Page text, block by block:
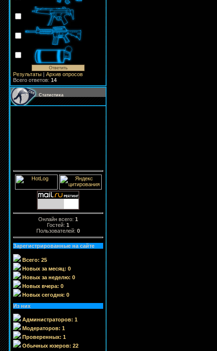
Результаты | Архив опросов
Всего ответов: 14
Статистика
Онлайн всего: 1
Гостей: 1
Пользователей: 0
Зарегистрированные на сайте
Всего: 25
Новых за месяц: 0
Новых за неделю: 0
Новых вчера: 0
Новых сегодня: 0
Из них
Администраторов: 1
Модераторов: 1
Проверенных: 1
Обычных юзеров: 22